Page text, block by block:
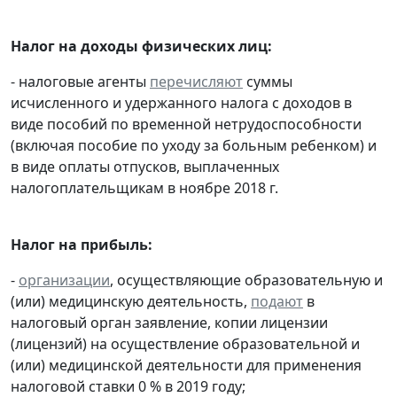
Налог на доходы физических лиц:
- налоговые агенты перечисляют суммы
исчисленного и удержанного налога с доходов в
виде пособий по временной нетрудоспособности
(включая пособие по уходу за больным ребенком) и
в виде оплаты отпусков, выплаченных
налогоплательщикам в ноябре 2018 г.
Налог на прибыль:
- организации, осуществляющие образовательную и
(или) медицинскую деятельность, подают в
налоговый орган заявление, копии лицензии
(лицензий) на осуществление образовательной и
(или) медицинской деятельности для применения
налоговой ставки 0 % в 2019 году;